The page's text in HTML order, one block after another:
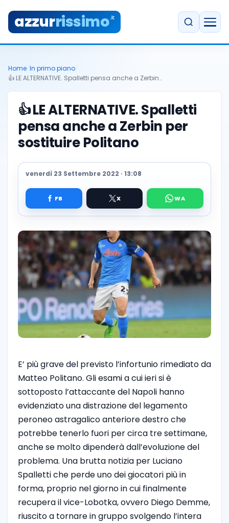
azzurrissimo.it
Home In primo piano
👍 LE ALTERNATIVE. Spalletti pensa anche a Zerbin…
👍LE ALTERNATIVE. Spalletti
pensa anche a Zerbin per
sostituire Politano
venerdì 23 Settembre 2022 · 13:08
E’ più grave del previsto l’infortunio rimediato da
Matteo Politano. Gli esami a cui ieri si è
sottoposto l’attaccante del Napoli hanno
evidenziato una distrazione del legamento
peroneo astragalico anteriore destro che
potrebbe tenerlo fuori per circa tre settimane,
anche se molto dipenderà dall’evoluzione del
problema. Una brutta notizia per Luciano
Spalletti che perde uno dei giocatori più in
forma, proprio nel giorno in cui finalmente
recupera il vice-Lobotka, ovvero Diego Demme,
riuscito a tornare in gruppo svolgendo l’intera